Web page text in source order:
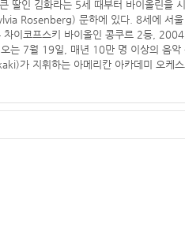
딸인 김화라는 5세 때부터 바이올린을
Rosenberg) 문하에 있다. 8세에 서울
이코프스키 바이올인 콩쿠르 2등,
는 7월 19일, 매년 10만 명 이상의 음악
가 지휘하는 아메리칸 아카데미 오